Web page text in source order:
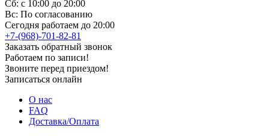
Сб: с 10:00 до 20:00
Вс: По согласованию
Сегодня работаем до 20:00
+7-(968)-701-82-81
Заказать обратный звонок
Работаем по записи!
Звоните перед приездом!
Записаться онлайн
О нас
FAQ
Доставка/Оплата